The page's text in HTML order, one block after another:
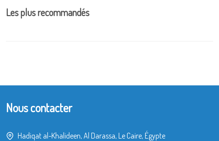
Les plus recommandés
Nous contacter
Hadiqat al-Khalideen, Al Darassa, Le Caire, Égypte